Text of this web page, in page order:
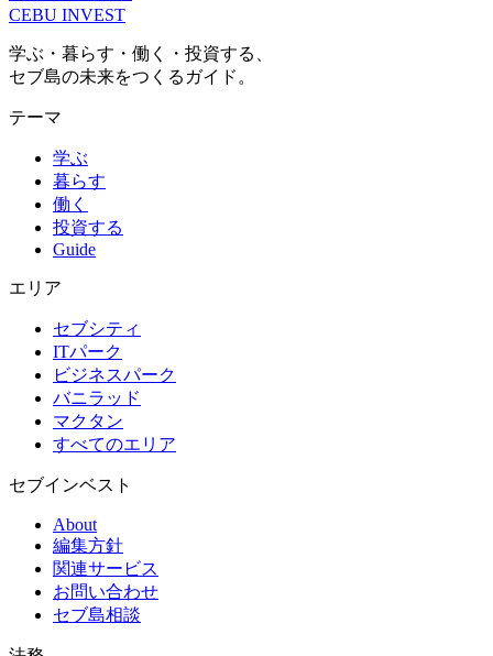
CEBU INVEST
学ぶ・暮らす・働く・投資する、
セブ島の未来をつくるガイド。
テーマ
学ぶ
暮らす
働く
投資する
Guide
エリア
セブシティ
ITパーク
ビジネスパーク
バニラッド
マクタン
すべてのエリア
セブインベスト
About
編集方針
関連サービス
お問い合わせ
セブ島相談